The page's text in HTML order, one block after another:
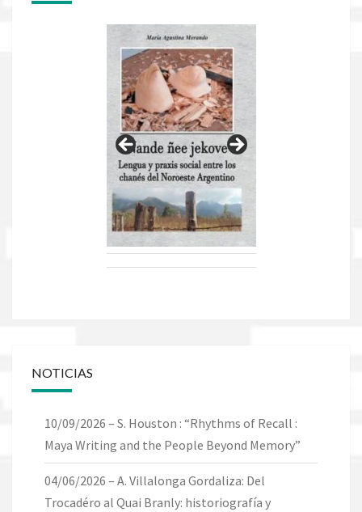
NOTICIAS
10/09/2026 – S. Houston : “Rhythms of Recall :
Maya Writing and the People Beyond Memory”
04/06/2026 – A. Villalonga Gordaliza: Del
Trocadéro al Quai Branly: historiografía y